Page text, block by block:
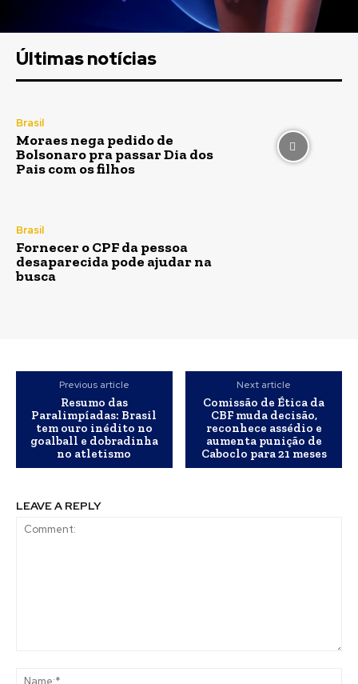
Últimas notícias
Brasil
Moraes nega pedido de
Bolsonaro pra passar Dia dos
Pais com os filhos
Brasil
Fornecer o CPF da pessoa
desaparecida pode ajudar na
busca
Previous article
Resumo das
Paralimpíadas: Brasil
tem ouro inédito no
goalball e dobradinha
no atletismo
Next article
Comissão de Ética da
CBF muda decisão,
reconhece assédio e
aumenta punição de
Caboclo para 21 meses
LEAVE A REPLY